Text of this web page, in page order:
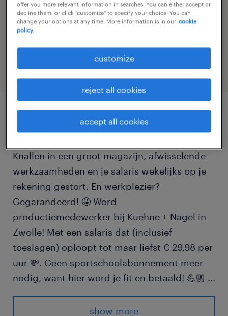
job category
warehousing & distribution
Knallen in een groot magazijn, afwisselende
werkzaamheden en je salaris wekelijks op je
rekening gestort. En werkplezier?
Gegarandeerd! 🤩 Word
productiemedewerker bij Kuehne + Nagel in
Zwolle! Met een salaris dat (inclusief
toeslagen) oploopt tot maar liefst € 29,98 per
uur 💸. Geen sportschoolabonnement meer
nodig, want hier word je fit en betaald! 💪🏼 ...
Voor deze vacature is het belangrijk dat je
show more
offer you more relevant information in searches. You can either accept or
decline them, or click "customize" to specify your choice. You can
change your options at any time. More information is in our cookie
policy.
customize
reject all cookies
accept all cookies